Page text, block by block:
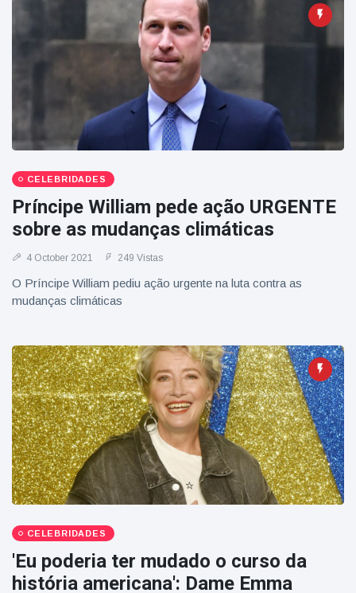
CELEBRIDADES
Príncipe William pede ação URGENTE
sobre as mudanças climáticas
4 October 2021 249 Vistas
O Príncipe William pediu ação urgente na luta contra as
mudanças climáticas
CELEBRIDADES
'Eu poderia ter mudado o curso da
história americana': Dame Emma